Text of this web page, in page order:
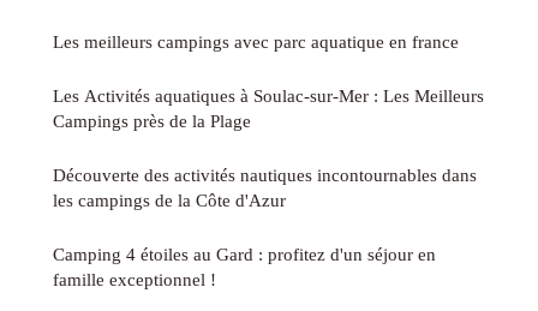
Les meilleurs campings avec parc aquatique en france
Les Activités aquatiques à Soulac-sur-Mer : Les Meilleurs
Campings près de la Plage
Découverte des activités nautiques incontournables dans
les campings de la Côte d'Azur
Camping 4 étoiles au Gard : profitez d'un séjour en
famille exceptionnel !